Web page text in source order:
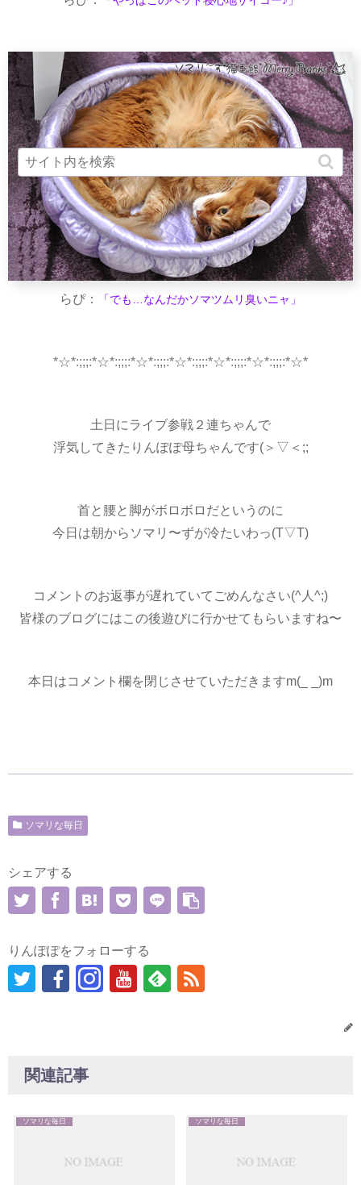
らぴ： 「でも…なんだかソマツムリ臭いニャ」
*☆*:;;;:*☆*:;;;:*☆*:;;;:*☆*:;;;:*☆*:;;;:*☆*:;;;:*☆*
土日にライブ参戦２連ちゃんで
浮気してきたりんぽぽ母ちゃんです(＞▽＜;;
首と腰と脚がボロボロだというのに
今日は朝からソマリ〜ずが冷たいわっ(T▽T)
コメントのお返事が遅れていてごめんなさい(^人^;)
皆様のブログにはこの後遊びに行かせてもらいますね〜
本日はコメント欄を閉じさせていただきますm(_ _)m
ソマリな毎日
シェアする
りんぽぽをフォローする
関連記事
ソマリな毎日 ソマリな毎日